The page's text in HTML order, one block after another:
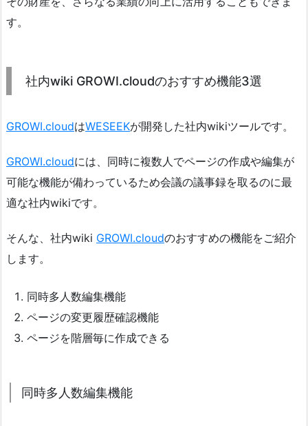
す。
社内wiki GROWI.cloudのおすすめ機能3選
GROWI.cloudはWESEEKが開発した社内wikiツールです。
GROWI.cloudには、同時に複数人でページの作成や編集が
可能な機能が備わっているため会議の議事録を取るのに最
適な社内wikiです。
そんな、社内wiki GROWI.cloudのおすすめの機能をご紹介
します。
同時多人数編集機能
ページの変更履歴確認機能
ページを階層毎に作成できる
同時多人数編集機能